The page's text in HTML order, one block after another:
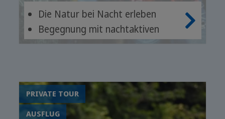
Die Natur bei Nacht erleben
Begegnung mit nachtaktiven
Tieren
PRIVATE TOUR
AUSFLUG